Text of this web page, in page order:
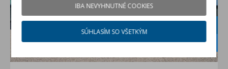
Zimné kolesá
5-ročný servis
IBA NEVYHNUTNÉ COOKIES
SÚHLASÍM SO VŠETKÝM